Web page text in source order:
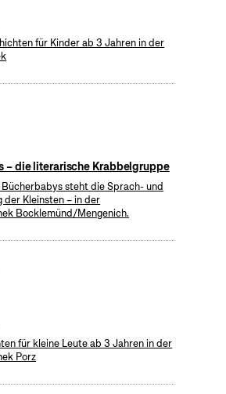
für Kinder ab 3 Jahren in der
– die literarische Krabbelgruppe
steht die Sprach- und
der Kleinsten – in der
Bocklemünd/Mengenich.
für kleine Leute ab 3 Jahren in der
Porz